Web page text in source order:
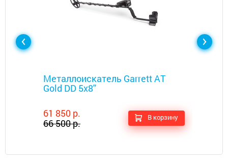
Металлоискатель Garrett AT
Gold DD 5x8''
61 850 р.
66 500 р.
В корзину